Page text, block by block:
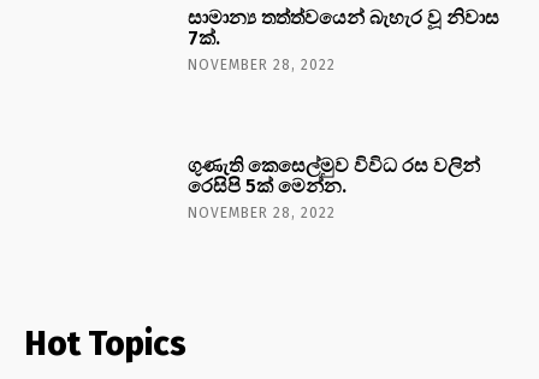
සාමාන්‍ය තත්ත්වයෙන් බැහැර වූ නිවාස
7ක්.
NOVEMBER 28, 2022
ගුණැති කෙසෙල්මුව විවිධ රස වලින්
රෙසිපි 5ක් මෙන්න.
NOVEMBER 28, 2022
Hot Topics